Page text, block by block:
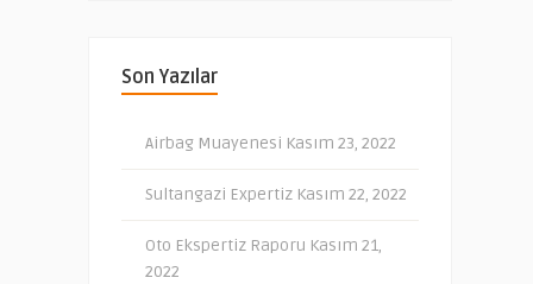
Son Yazılar
Airbag Muayenesi Kasım 23, 2022
Sultangazi Expertiz Kasım 22, 2022
Oto Ekspertiz Raporu Kasım 21,
2022